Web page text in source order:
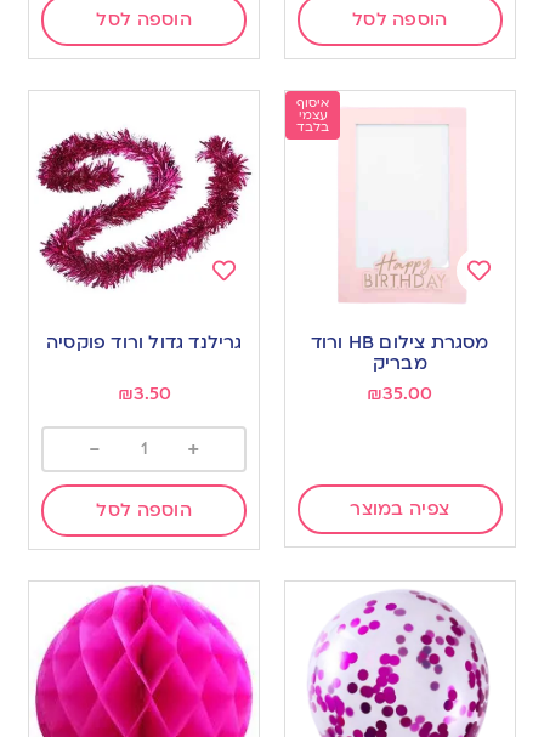
הוספה לסל הוספה לסל
איסוף
עצמי
בלבד
Add
to
wishlist
מסגרת צילום HB ורוד
מבריק
₪35.00
צפיה במוצר
to
wishlist
גרילנד גדול ורוד פוקסיה
₪3.50
+
-
הוספה לסל